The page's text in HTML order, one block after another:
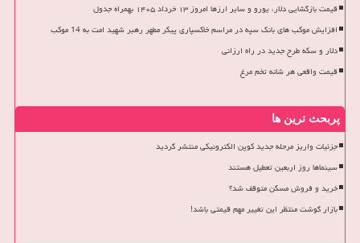
قیمت بازگشایی دلار، یورو و سایر ارزها امروز ۱۳ خرداد ۱۴۰۵ بهمراه جدول
افزایش موکب های بانک سپه در مراسم خاکسپاری پیکر مطهر رهبر شهید امت به 14 موکب
دلار و سکه طرح جدید در راه ارزانی
قیمت واقعی هر شانه تخم مرغ
پربحث ترین ها
جزئیات واریز مرحله جدید کوپن الکترونیکی منتشر گردید
سینماها روز اربعین تعطیل هستند
خرید و فروش مسکن متوقف شد؟
بازار گوشت منتظر این تغییر مهم قیمتی باشد!